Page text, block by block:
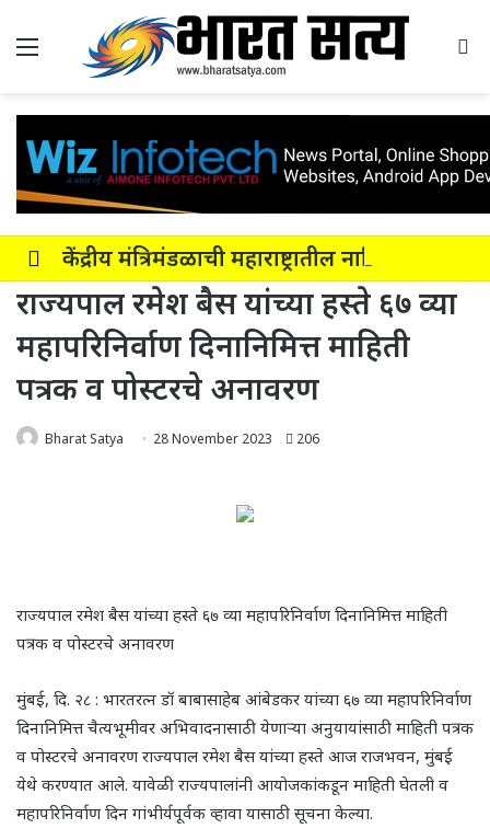
Menu
राज्यपाल रमेश बैस यांच्या हस्ते ६७ व्या
महापरिनिर्वाण दिनानिमित्त माहिती
पत्रक व पोस्टरचे अनावरण
Bharat Satya 28 November 2023 206
राज्यपाल रमेश बैस यांच्या हस्ते ६७ व्या महापरिनिर्वाण दिनानिमित्त माहिती
पत्रक व पोस्टरचे अनावरण
मुंबई, दि. २८ : भारतरत्न डॉ बाबासाहेब आंबेडकर यांच्या ६७ व्या महापरिनिर्वाण
दिनानिमित्त चैत्यभूमीवर अभिवादनासाठी येणाऱ्या अनुयायांसाठी माहिती पत्रक
व पोस्टरचे अनावरण राज्यपाल रमेश बैस यांच्या हस्ते आज राजभवन, मुंबई
येथे करण्यात आले. यावेळी राज्यपालांनी आयोजकांकडून माहिती घेतली व
महापरिनिर्वाण दिन गांभीर्यपूर्वक व्हावा यासाठी सूचना केल्या.